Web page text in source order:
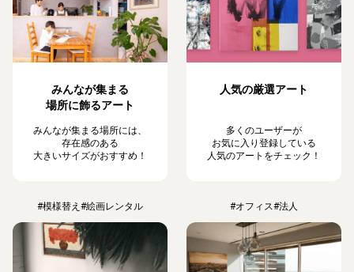
みんなが集まる
場所に飾るアート
みんなが集まる場所には、
存在感のある
大きいサイズがおすすめ！
人気の厳選アート
多くのユーザーが
お気に入り登録している
人気のアートをチェック！
#模様替え #絵画レンタル #オフィス#法人